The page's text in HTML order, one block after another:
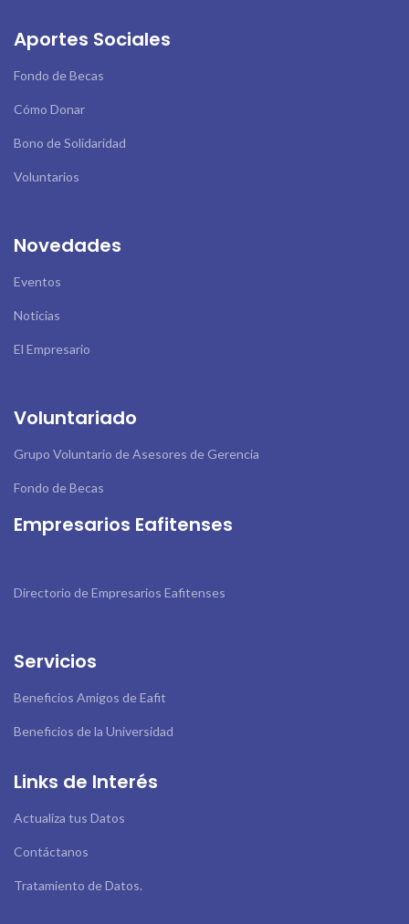
Aportes Sociales
Fondo de Becas
Cómo Donar
Bono de Solidaridad
Voluntarios
Novedades
Eventos
Noticias
El Empresario
Voluntariado
Grupo Voluntario de Asesores de Gerencia
Fondo de Becas
Empresarios Eafitenses
Directorio de Empresarios Eafitenses
Servicios
Beneficios Amigos de Eafit
Beneficios de la Universidad
Links de Interés
Actualiza tus Datos
Contáctanos
Tratamiento de Datos.